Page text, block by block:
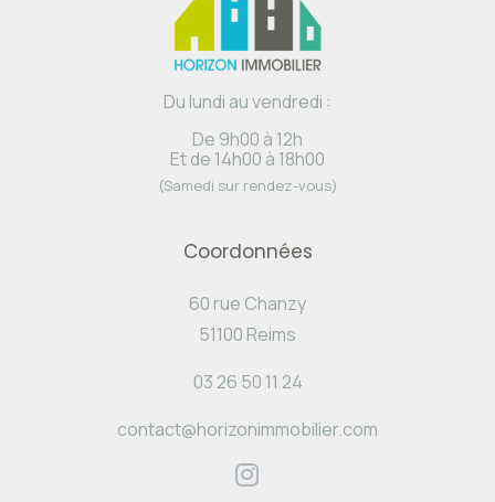
Du lundi au vendredi :
De 9h00 à 12h
Et de 14h00 à 18h00
(Samedi sur rendez-vous)
Coordonnées
60 rue Chanzy
51100 Reims
03 26 50 11 24
contact@horizonimmobilier.com